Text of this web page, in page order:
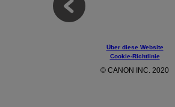
Über diese Website
Cookie-Richtlinie
© CANON INC. 2020